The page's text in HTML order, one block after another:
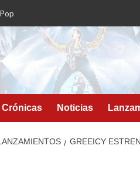
Crónicas Noticias
GREEICY